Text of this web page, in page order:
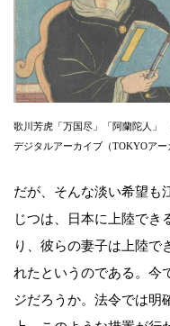
歌川芳虎「万国尽」「阿蘭陀人
デジタルアーカイブ（TOKYOアー
だが、そんな淡い希望も
じつは、日本に上陸でき
り、彼らの妻子は上陸で
れたというのである。今
ジだろうか。法令では明